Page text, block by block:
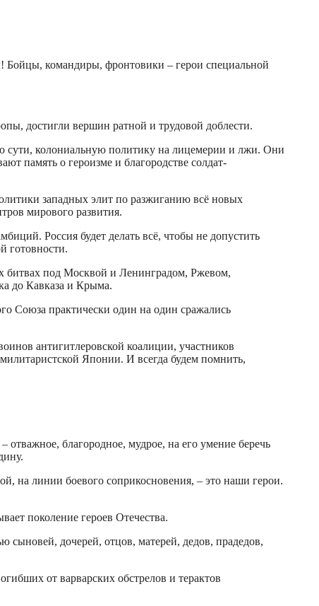
командиры, фронтовики – герои специальной
достигли вершин ратной и трудовой доблести.
сути, колониальную политику на лицемерии и лжи. Они
память о героизме и благородстве солдат-
западных элит по разжиганию всё новых
мирового развития.
Россия будет делать всё, чтобы не допустить
готовности.
битвах под Москвой и Ленинградом, Ржевом,
до Кавказа и Крыма.
Союза практически один на один сражались
антигитлеровской коалиции, участников
Японии. И всегда будем помнить,
благородное, мудрое, на его умение беречь
на линии боевого соприкосновения, – это наши герои.
поколение героев Отечества.
сыновей, дочерей, отцов, матерей, дедов, прадедов,
от варварских обстрелов и терактов